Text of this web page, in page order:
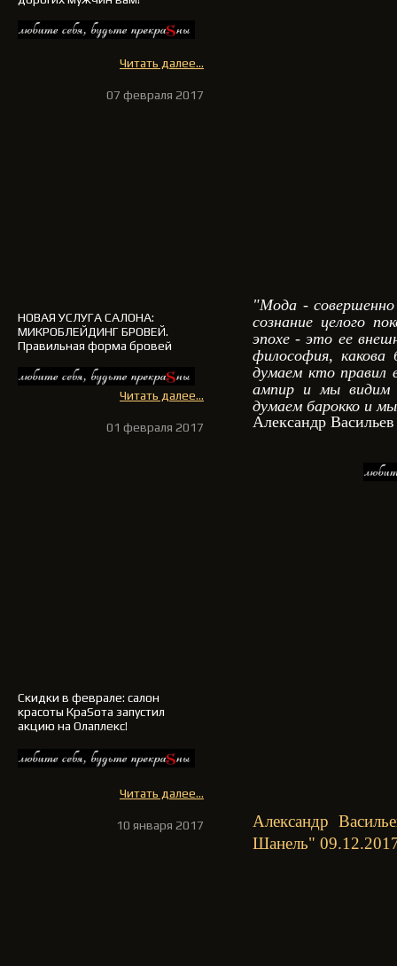
Читать далее...
07 февраля 2017
НОВАЯ УСЛУГА САЛОНА:
МИКРОБЛЕЙДИНГ БРОВЕЙ.
Правильная форма бровей
Читать далее...
01 февраля 2017
Скидки в феврале: салон
красоты КраSота запустил
акцию на Олаплекс!
Читать далее...
10 января 2017
"Мода -
сознание целого
эпохе - это ее
философия,
думаем кто
ампир и мы видим
думаем барокко и
Александр Васильев
Александр
Шанель"